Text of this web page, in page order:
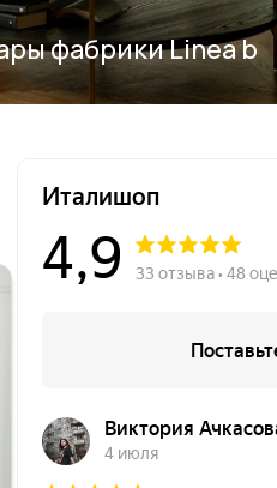
фабрики Linea b